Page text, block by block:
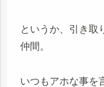
というか、引き取
仲間。
いつもアホな事を